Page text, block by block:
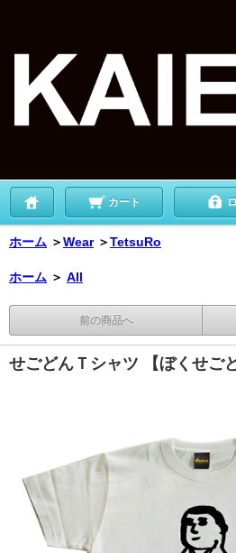
カート
ホーム ＞Wear ＞TetsuRo
ホーム ＞ All
前の商品へ
せごどんＴシャツ 【ぼくせご